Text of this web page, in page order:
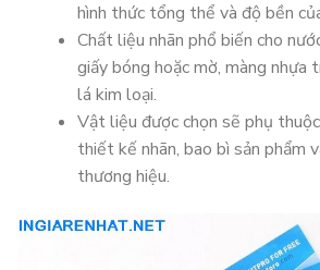
hình thức tổng thể và độ bền
Chất liệu nhãn phổ biến cho
giấy bóng hoặc mờ, màng nhựa
lá kim loại.
Vật liệu được chọn sẽ phụ
thiết kế nhãn, bao bì sản phẩm
thương hiệu.